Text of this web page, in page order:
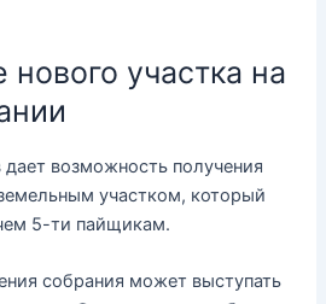
участка на
возможность получения
участком, который
5-ти пайщикам.
собрания может выступать